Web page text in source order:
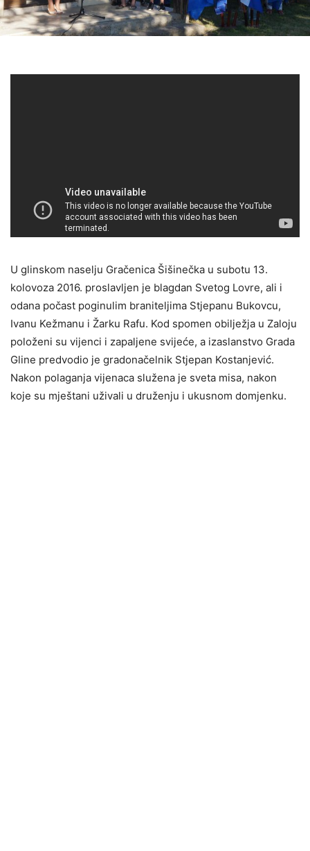
U glinskom naselju Gračenica Šišinečka u subotu 13.
kolovoza 2016. proslavljen je blagdan Svetog Lovre, ali i
odana počast poginulim braniteljima Stjepanu Bukovcu,
Ivanu Kežmanu i Žarku Rafu. Kod spomen obilježja u Zaloju
položeni su vijenci i zapaljene svijeće, a izaslanstvo Grada
Gline predvodio je gradonačelnik Stjepan Kostanjević.
Nakon polaganja vijenaca služena je sveta misa, nakon
koje su mještani uživali u druženju i ukusnom domjenku.